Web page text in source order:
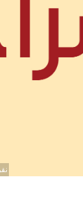
نقرات: